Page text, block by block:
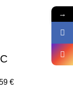
€
→